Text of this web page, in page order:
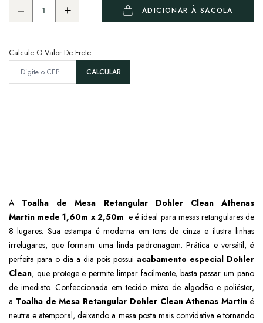
ADICIONAR À SACOLA
Calcule O Valor De Frete:
A Toalha de Mesa Retangular Dohler Clean Athenas
Martin mede 1,60m x 2,50m e é ideal para mesas retangulares de
8 lugares. Sua estampa é moderna em tons de cinza e ilustra linhas
irrelugares, que formam uma linda padronagem. Prática e versátil, é
perfeita para o dia a dia pois possui acabamento especial Dohler
Clean, que protege e permite limpar facilmente, basta passar um pano
de imediato. Confeccionada em tecido misto de algodão e poliéster,
a Toalha de Mesa Retangular Dohler Clean Athenas Martin é
neutra e atemporal, deixando a mesa posta mais convidativa e tornando